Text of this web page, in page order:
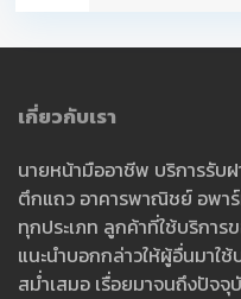
เกี่ยวกับเรา
นายหน้ามืออาชีพ บริการรับ
ตึกแถว อาคารพาณิชย์ อพา
ทุกประเภท ลูกค้าที่ใช้บริการ
แนะนำบอกกล่าวให้ผู้อื่นมาใช้
สม่ำเสมอ เรื่อยมาจนถึงปัจจุ